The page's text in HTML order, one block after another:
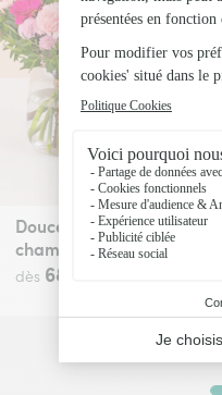
Douceur poudrée et son
champagne
dès 68,95€